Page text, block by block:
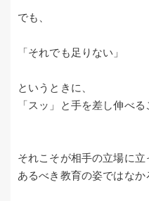
でも、
「それでも足りない」
というときに、
「スッ」と手を差し伸べる
それこそが相手の立場に立
あるべき教育の姿ではなか